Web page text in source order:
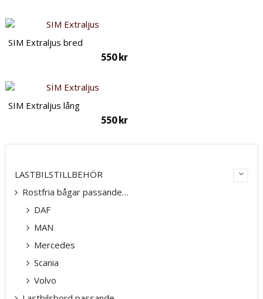
SIM Extraljus bred
550kr
SIM Extraljus lång
550kr
LASTBILSTILLBEHÖR
Rostfria bågar passande…
DAF
MAN
Mercedes
Scania
Volvo